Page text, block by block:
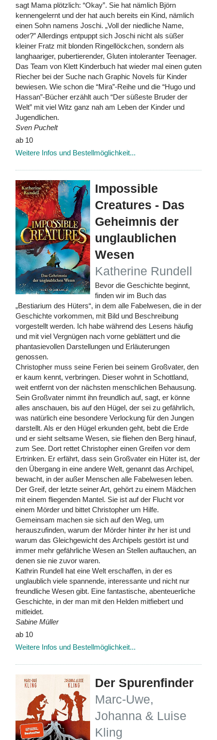
sagt Mama plötzlich: “Okay”. Sie hat nämlich Björn
kennengelernt und der hat auch bereits ein Kind, nämlich
einen Sohn namens Joschi. „Voll der niedliche Name,
oder?” Allerdings entpuppt sich Joschi nicht als süßer
kleiner Fratz mit blonden Ringellöckchen, sondern als
langhaariger, pubertierender, Gluten intoleranter Teenager.
Das Team von Klett Kinderbuch hat wieder mal einen guten
Riecher bei der Suche nach Graphic Novels für Kinder
bewiesen. Wie schon die “Mira”-Reihe und die “Hugo und
Hassan”-Bücher erzählt auch “Der süßeste Bruder der
Welt” mit viel Witz ganz nah am Leben der Kinder und
Jugendlichen.
Sven Puchelt
ab 10
Weitere Infos und Bestellmöglichkeit...
Impossible
Creatures - Das
Geheimnis der
unglaublichen
Wesen
Katherine Rundell
Bevor die Geschichte beginnt,
finden wir im Buch das
„Bestiarium des Hüters“, in dem alle Fabelwesen, die in der
Geschichte vorkommen, mit Bild und Beschreibung
vorgestellt werden. Ich habe während des Lesens häufig
und mit viel Vergnügen nach vorne geblättert und die
phantasievollen Darstellungen und Erläuterungen
genossen.
Christopher muss seine Ferien bei seinem Großvater, den
er kaum kennt, verbringen. Dieser wohnt in Schottland,
weit entfernt von der nächsten menschlichen Behausung.
Sein Großvater nimmt ihn freundlich auf, sagt, er könne
alles anschauen, bis auf den Hügel, der sei zu gefährlich,
was natürlich eine besondere Verlockung für den Jungen
darstellt. Als er den Hügel erkunden geht, bebt die Erde
und er sieht seltsame Wesen, sie fliehen den Berg hinauf,
zum See. Dort rettet Christopher einen Greifen vor dem
Ertrinken. Er erfährt, dass sein Großvater ein Hüter ist, der
den Übergang in eine andere Welt, genannt das Archipel,
bewacht, in der außer Menschen alle Fabelwesen leben.
Der Greif, der letzte seiner Art, gehört zu einem Mädchen
mit einem fliegenden Mantel. Sie ist auf der Flucht vor
einem Mörder und bittet Christopher um Hilfe.
Gemeinsam machen sie sich auf den Weg, um
herauszufinden, warum der Mörder hinter ihr her ist und
warum das Gleichgewicht des Archipels gestört ist und
immer mehr gefährliche Wesen an Stellen auftauchen, an
denen sie nie zuvor waren.
Kathrin Rundell hat eine Welt erschaffen, in der es
unglaublich viele spannende, interessante und nicht nur
freundliche Wesen gibt. Eine fantastische, abenteuerliche
Geschichte, in der man mit den Helden mitfiebert und
mitleidet.
Sabine Müller
ab 10
Weitere Infos und Bestellmöglichkeit...
Der Spurenfinder
Marc-Uwe,
Johanna & Luise
Kling